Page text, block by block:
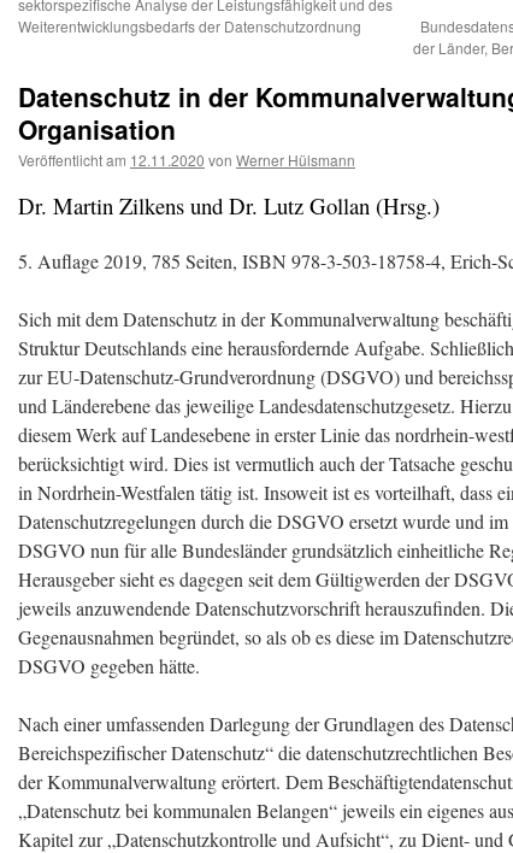
sektorspezifische Analyse der Leistungsfähigkeit und des
Weiterentwicklungsbedarfs der Datenschutzordnung
der Länder,
Datenschutz in der
Organisation
Veröffentlicht am 12.11.2020 von Werner Hülsmann
Dr. Martin Zilkens und Dr. Lutz Gollan (Hrsg.)
5. Auflage 2019, 785 Seiten, ISBN 978-3-503-18758-4, Erich-
Sich mit dem Datenschutz in der Kommunalverwaltung
Struktur Deutschlands eine herausfordernde Aufgabe.
zur EU-Datenschutz-Grundverordnung (DSGVO) und
und Länderebene das jeweilige Landesdatenschutzgesetz.
diesem Werk auf Landesebene in erster Linie das nordrhein-
berücksichtigt wird. Dies ist vermutlich auch der Tatsache
in Nordrhein-Westfalen tätig ist. Insoweit ist es vorteilhaft, dass
Datenschutzregelungen durch die DSGVO ersetzt wurde und
DSGVO nun für alle Bundesländer grundsätzlich einheitliche
Herausgeber sieht es dagegen seit dem Gültigwerden der
jeweils anzuwendende Datenschutzvorschrift herauszufinden.
Gegenausnahmen begründet, so als ob es diese im
DSGVO gegeben hätte.
Nach einer umfassenden Darlegung der Grundlagen des
Bereichspezifischer Datenschutz“ die datenschutzrechtlichen
der Kommunalverwaltung erörtert. Dem
„Datenschutz bei kommunalen Belangen“ jeweils ein eigenes
Kapitel zur „Datenschutzkontrolle und Aufsicht“, zu Dient- und